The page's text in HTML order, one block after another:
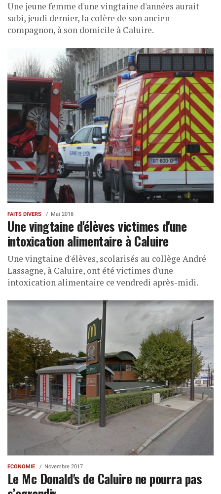
Une jeune femme d'une vingtaine d'années aurait
subi, jeudi dernier, la colère de son ancien
compagnon, à son domicile à Caluire.
FAITS DIVERS Mai 2018
Une vingtaine d'élèves victimes d'une
intoxication alimentaire à Caluire
Une vingtaine d'élèves, scolarisés au collège André
Lassagne, à Caluire, ont été victimes d'une
intoxication alimentaire ce vendredi après-midi.
ECONOMIE Novembre 2017
Le Mc Donald's de Caluire ne pourra pas